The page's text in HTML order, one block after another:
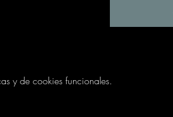
y de cookies funcionales.